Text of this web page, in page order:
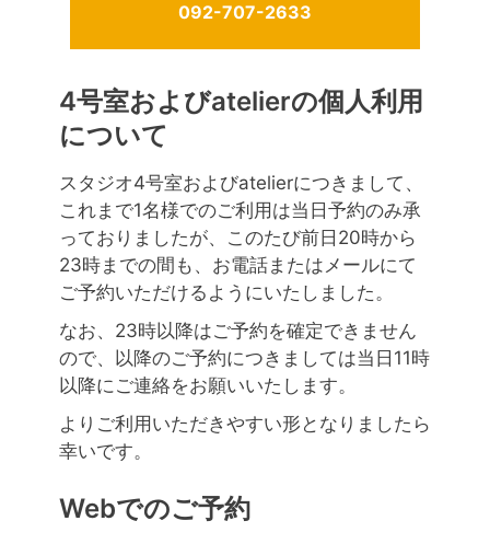
092-707-2633
4号室およびatelierの個人利用
について
スタジオ4号室およびatelierにつきまして、
これまで1名様でのご利用は当日予約のみ承
っておりましたが、このたび前日20時から
23時までの間も、お電話またはメールにて
ご予約いただけるようにいたしました。
なお、23時以降はご予約を確定できません
ので、以降のご予約につきましては当日11時
以降にご連絡をお願いいたします。
よりご利用いただきやすい形となりましたら
幸いです。
Webでのご予約